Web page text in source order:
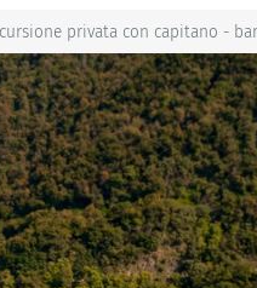
privata con capitano -